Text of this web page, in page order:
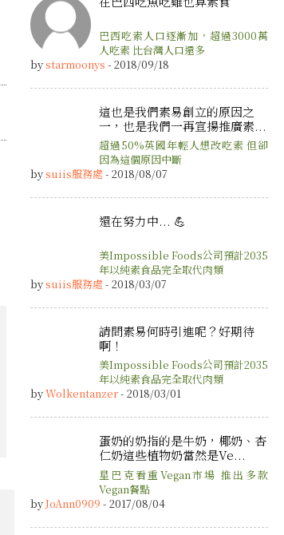
巴西吃素人口逐漸加，超過3000萬
人吃素 比台灣人口還多
bystarmoonys - 2018/09/18
這也是我們素易創立的原因之
一，也是我們一再宣揚推廣素...
超過50%英國年輕人想改吃素 但卻
因為這個原因中斷
bysuiis服務處 - 2018/08/07
還在努力中... 💪
美Impossible Foods公司預計2035
年以純素食品完全取代肉類
bysuiis服務處 - 2018/03/07
請問素易何時引進呢？好期待
啊！
美Impossible Foods公司預計2035
年以純素食品完全取代肉類
byWolkentanzer- 2018/03/01
蛋奶的奶指的是牛奶，椰奶、杏
仁奶這些植物奶當然是Ve...
星巴克看重Vegan市場 推出多款
Vegan餐點
byJoAnn0909 - 2017/08/04